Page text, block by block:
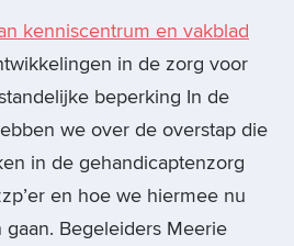
kenniscentrum en vakblad
in de zorg voor
beperking In de
we over de overstap die
in de gehandicaptenzorg
en hoe we hiermee nu
Begeleiders Meerie